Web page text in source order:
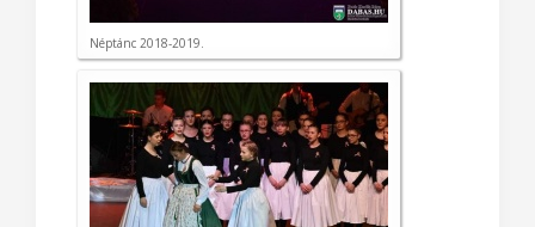
Néptánc 2018-2019.